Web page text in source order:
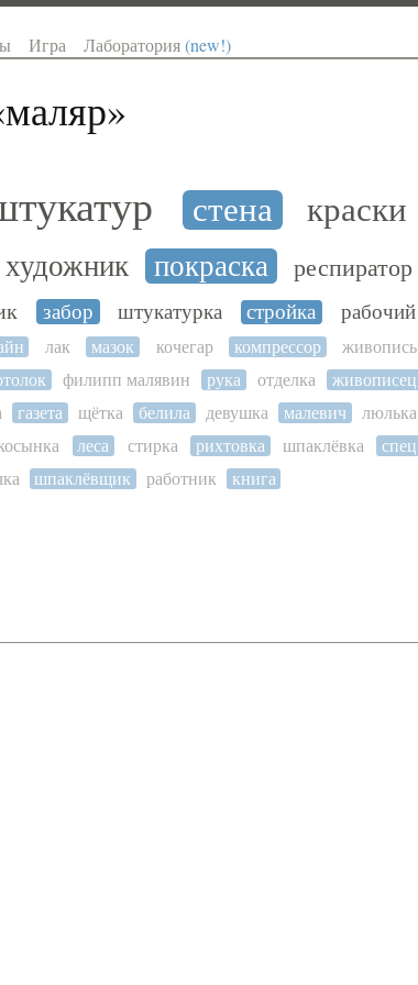
Игра Лаборатория(new!)
маляр»
стена краски
художник покраска
респиратор
забор штукатурка стройка рабочий
лак мазок кочегар компрессор
живопись
филипп малявин рука отделка
живописец
газета щётка белила девушка малевич
люлька
леса стирка рихтовка шпаклёвка
спец
шпаклёвщик работник книга